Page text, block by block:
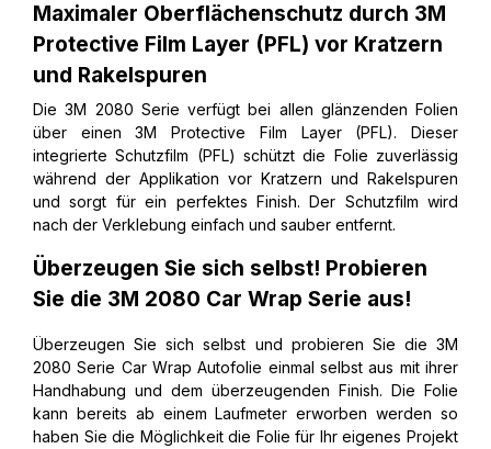
Maximaler Oberflächenschutz durch 3M
Protective Film Layer (PFL) vor Kratzern
und Rakelspuren
Die 3M 2080 Serie verfügt bei allen glänzenden Folien
über einen 3M Protective Film Layer (PFL). Dieser
integrierte Schutzfilm (PFL) schützt die Folie zuverlässig
während der Applikation vor Kratzern und Rakelspuren
und sorgt für ein perfektes Finish. Der Schutzfilm wird
nach der Verklebung einfach und sauber entfernt.
Überzeugen Sie sich selbst! Probieren
Sie die 3M 2080 Car Wrap Serie aus!
Überzeugen Sie sich selbst und probieren Sie die 3M
2080 Serie Car Wrap Autofolie einmal selbst aus mit ihrer
Handhabung und dem überzeugenden Finish. Die Folie
kann bereits ab einem Laufmeter erworben werden so
haben Sie die Möglichkeit die Folie für Ihr eigenes Projekt